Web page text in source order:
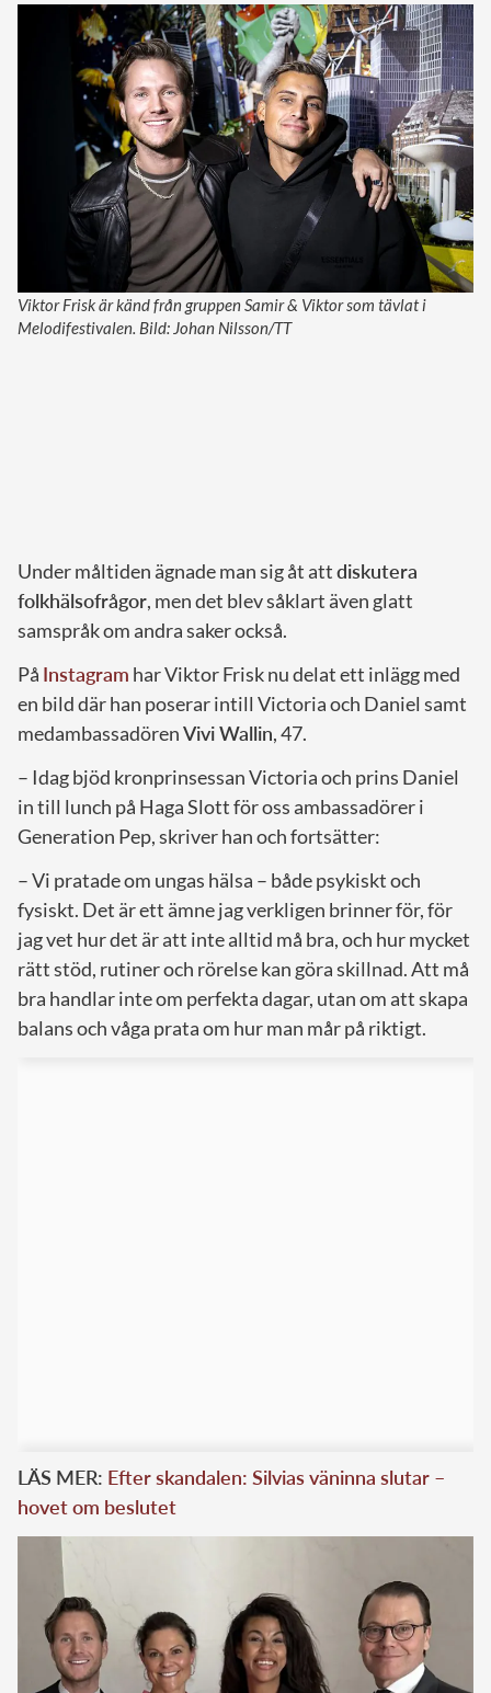
Viktor Frisk är känd från gruppen Samir & Viktor som tävlat i
Melodifestivalen. Bild: Johan Nilsson/TT
Under måltiden ägnade man sig åt attdiskutera
folkhälsofrågor, men det blev såklart även glatt
samspråk om andra saker också.
På Instagram har Viktor Frisk nu delat ett inlägg med
en bild där han poserar intill Victoria och Daniel samt
medambassadörenVivi Wallin, 47.
– Idag bjöd kronprinsessan Victoria och prins Daniel
in till lunch på Haga Slott för oss ambassadörer i
Generation Pep, skriver han och fortsätter:
– Vi pratade om ungas hälsa – både psykiskt och
fysiskt. Det är ett ämne jag verkligen brinner för, för
jag vet hur det är att inte alltid må bra, och hur mycket
rätt stöd, rutiner och rörelse kan göra skillnad. Att må
bra handlar inte om perfekta dagar, utan om att skapa
balans och våga prata om hur man mår på riktigt.
LÄS MER: Efter skandalen: Silvias väninna slutar –
hovet om beslutet